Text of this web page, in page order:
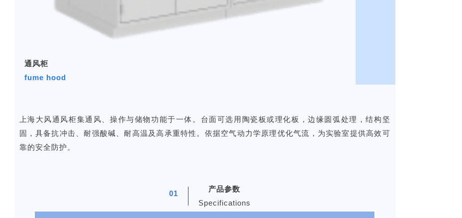
通风柜
fume hood
上海大风通风柜集通风、操作与储物功能于一体。台面可选用陶瓷板或理化板，边缘圆弧处理，结构坚
固，具备抗冲击、耐强酸碱、耐高温及高承重特性。依据空气动力学原理优化气流，为实验室提供高效可
靠的安全防护。
01
产品参数
Specifications